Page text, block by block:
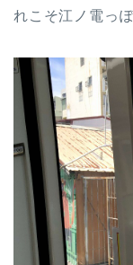
れこそ江ノ電っぽ